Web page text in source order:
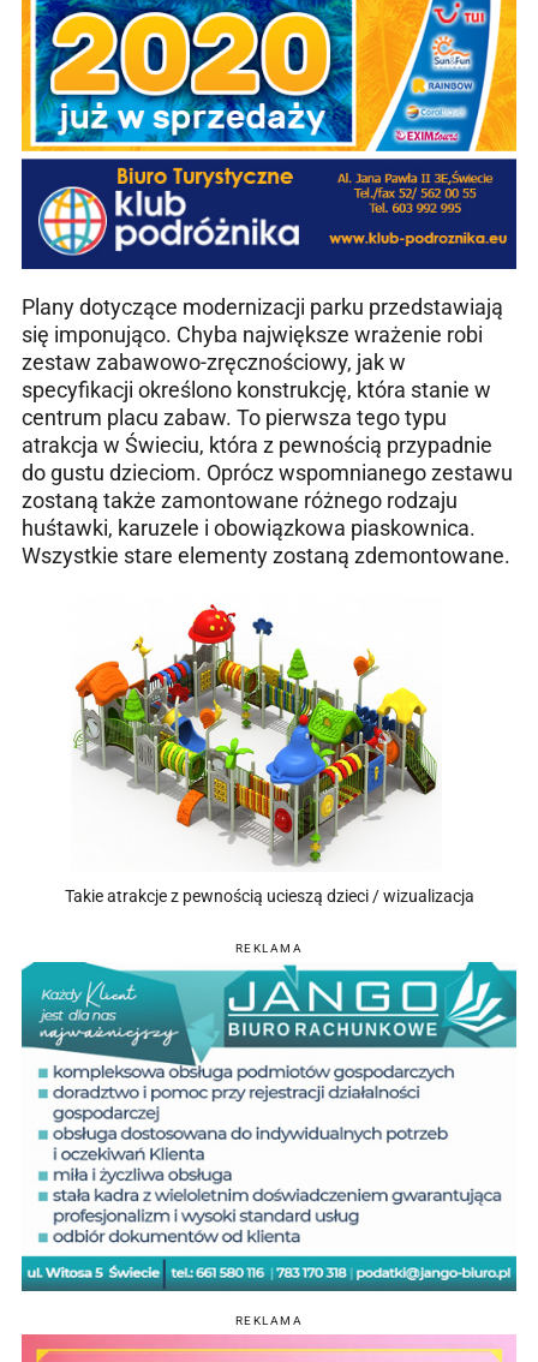
Plany dotyczące modernizacji parku przedstawiają
się imponująco. Chyba największe wrażenie robi
zestaw zabawowo-zręcznościowy, jak w
specyfikacji określono konstrukcję, która stanie w
centrum placu zabaw. To pierwsza tego typu
atrakcja w Świeciu, która z pewnością przypadnie
do gustu dzieciom. Oprócz wspomnianego zestawu
zostaną także zamontowane różnego rodzaju
huśtawki, karuzele i obowiązkowa piaskownica.
Wszystkie stare elementy zostaną zdemontowane.
Takie atrakcje z pewnością ucieszą dzieci / wizualizacja
REKLAMA
REKLAMA